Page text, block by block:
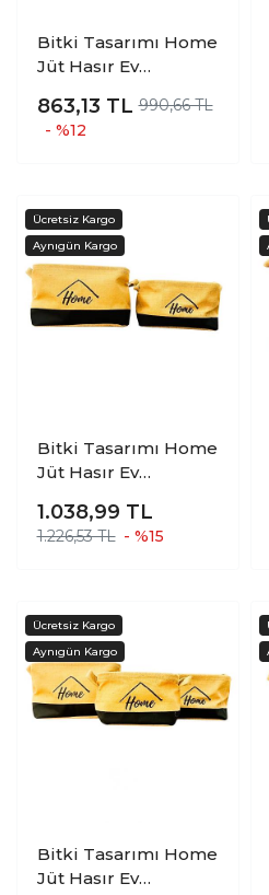
Bitki Tasarımı Home
Jüt Hasır Ev
Banyo Salon Sepeti
Katlanır Sıvı
863,13 TL 990,66 TL
- %12
Bitki Tasarımı Home
Jüt Hasır Ev
Banyo Salon Sepeti
Katlanır Sıvı
1.038,99 TL
1.226,53 TL - %15
Bitki Tasarımı Home
Jüt Hasır Ev